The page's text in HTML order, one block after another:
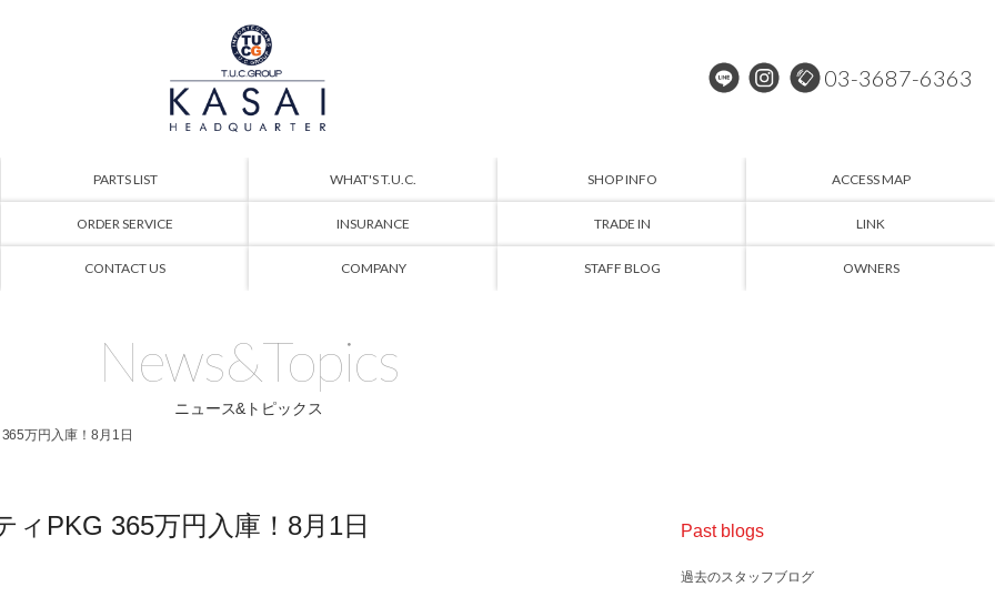
03-3687-6363
PARTS LIST WHAT'S T.U.C. SHOP INFO ACCESS MAP
ORDER SERVICE INSURANCE TRADE IN LINK
CONTACT US COMPANY STAFF BLOG OWNERS
News&Topics
ニュース&トピックス
万円入庫！8月1日
ィPKG 365万円入庫！8月1日 Past blogs
過去のスタッフブログ